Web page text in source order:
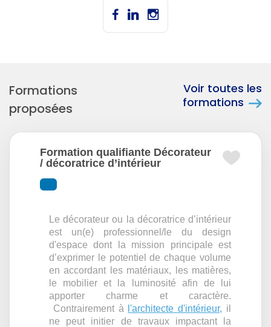
Formations
proposées
Voir toutes les
formations
Formation qualifiante Décorateur
/ décoratrice d’intérieur
Le décorateur ou la décoratrice d’intérieur
est un(e) professionnel/le du design
d'espace dont la mission principale est
d’exprimer le potentiel de chaque volume
en accordant les matériaux, les matières,
le mobilier et la luminosité afin de lui
apporter charme et caractère.
Contrairement à
l'architecte d'intérieur, il
ne peut initier de travaux impactant la